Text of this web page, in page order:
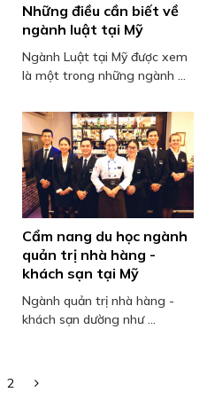
Những điều cần biết về
ngành luật tại Mỹ
Ngành Luật tại Mỹ được xem
là một trong những ngành ...
Cẩm nang du học ngành
quản trị nhà hàng -
khách sạn tại Mỹ
Ngành quản trị nhà hàng -
khách sạn dường như ...
2